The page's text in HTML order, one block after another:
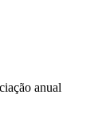
anual